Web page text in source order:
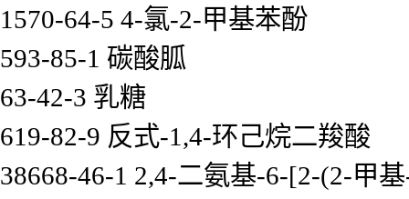
1570-64-5 4-氯-2-甲基苯酚
593-85-1 碳酸胍
63-42-3 乳糖
619-82-9 反式-1,4-环己烷二羧酸
38668-46-1 2,4-二氨基-6-[2-(2-甲